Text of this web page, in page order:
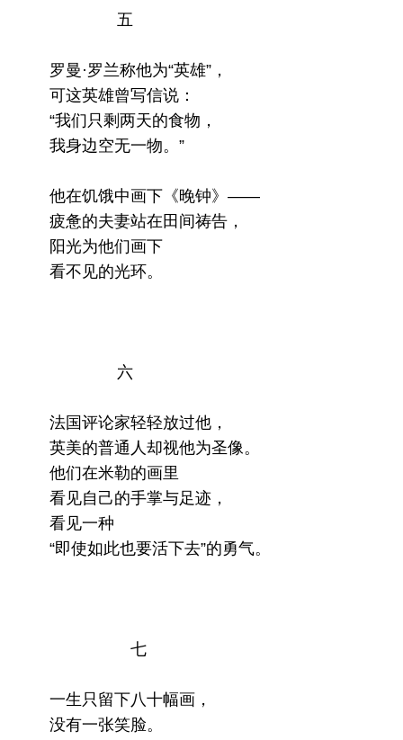
五
罗曼·罗兰称他为“英雄”，
可这英雄曾写信说：
“我们只剩两天的食物，
我身边空无一物。”
他在饥饿中画下《晚钟》——
疲惫的夫妻站在田间祷告，
阳光为他们画下
看不见的光环。
六
法国评论家轻轻放过他，
英美的普通人却视他为圣像。
他们在米勒的画里
看见自己的手掌与足迹，
看见一种
“即使如此也要活下去”的勇气。
七
一生只留下八十幅画，
没有一张笑脸。